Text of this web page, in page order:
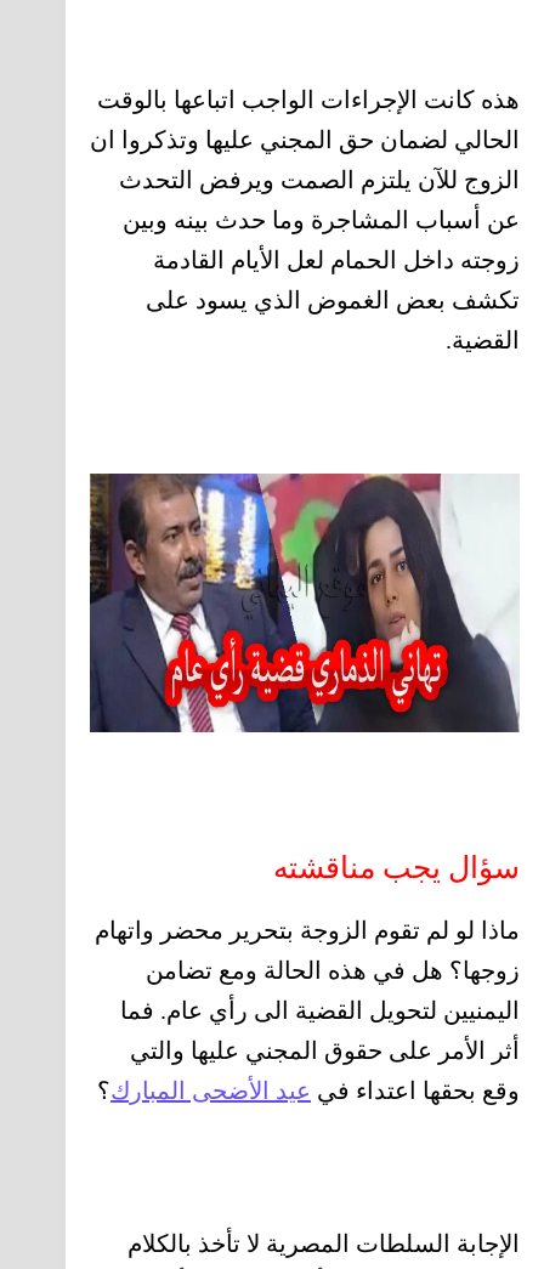
هذه كانت الإجراءات الواجب اتباعها بالوقت
الحالي لضمان حق المجني عليها وتذكروا ان
الزوج للآن يلتزم الصمت ويرفض التحدث
عن أسباب المشاجرة وما حدث بينه وبين
زوجته داخل الحمام لعل الأيام القادمة
تكشف بعض الغموض الذي يسود على
القضية.
سؤال يجب مناقشته
ماذا لو لم تقوم الزوجة بتحرير محضر واتهام
زوجها؟ هل في هذه الحالة ومع تضامن
اليمنيين لتحويل القضية الى رأي عام. فما
أثر الأمر على حقوق المجني عليها والتي
وقع بحقها اعتداء في عيد الأضحى المبارك؟
الإجابة السلطات المصرية لا تأخذ بالكلام